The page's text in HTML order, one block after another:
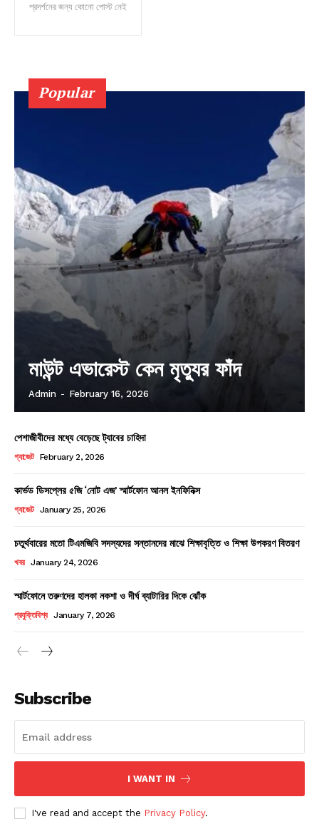
Company
About
Subscription Plans
My account
প্রদর্শনের জন্য কোনো পোস্ট নেই
Popular
মাউন্ট এভারেস্ট কেন মৃত্যুর ফাঁদ
Admin - February 16, 2026
পেশাজীবীদের মধ্যে বেড়েছে ট্যাবের চাহিদা
গ্যাজেট February 2, 2026
কার্ভড ডিসপ্লের ৫জি ‘নোট এজ’ স্মার্টফোন আনল ইনফিনিক্স
গ্যাজেট January 25, 2026
চতুর্থবারের মতো টিএমজিবি সদস্যদের সন্তানদের মাঝে শিক্ষাবৃত্তি ও শিক্ষা উপকরণ বিতরণ
খবর January 24, 2026
স্মার্টফোনে তরুণদের হালকা নকশা ও দীর্ঘ ব্যাটারির দিকে ঝোঁক
প্রযুক্তিবিশ্ব January 7, 2026
Subscribe
I WANT IN
I've read and accept the Privacy Policy.